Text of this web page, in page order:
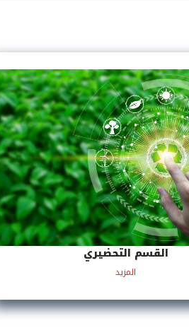
القسم التحضيري
المزيد